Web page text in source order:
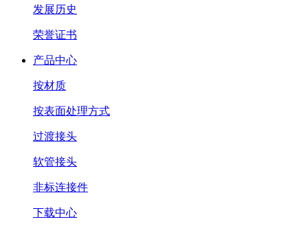
发展历史
荣誉证书
产品中心
按材质
按表面处理方式
过渡接头
软管接头
非标连接件
下载中心